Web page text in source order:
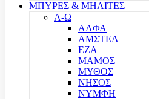
ΜΠΥΡΕΣ & ΜΗΛΙΤΕΣ
Α-Ω
ΑΛΦΑ
ΑΜΣΤΕΛ
ΕΖΑ
ΜΑΜΟΣ
ΜΥΘΟΣ
ΝΗΣΟΣ
ΝΥΜΦΗ